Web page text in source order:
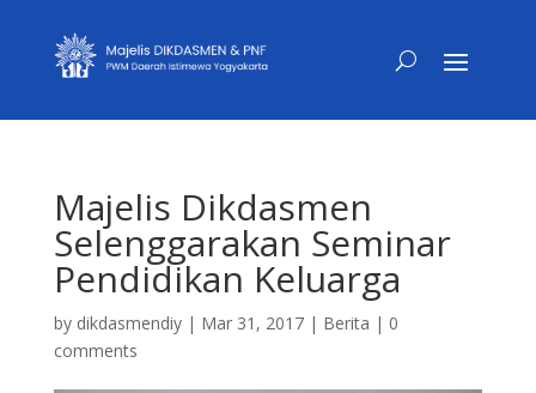
Majelis Dikdasmen
Selenggarakan Seminar
Pendidikan Keluarga
by dikdasmendiy| Mar 31, 2017| Berita | 0
comments